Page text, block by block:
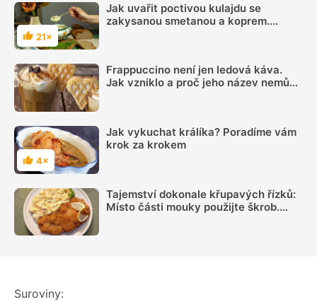
Hodnocení
21×
Jak uvařit poctivou kulajdu se
zakysanou smetanou a koprem.
Frappuccino není jen ledová káva.
Jak vzniklo a proč jeho název nemůže
Hodnocení
4×
Jak vykuchat králíka? Poradíme vám
krok za krokem
Tajemství dokonale křupavých řízků:
Místo části mouky použijte škrob.
Suroviny: